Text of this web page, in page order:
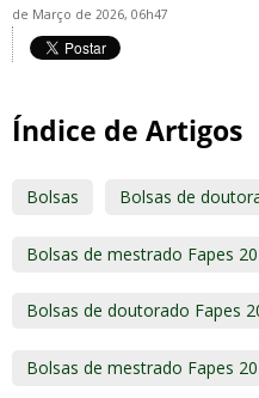
de Março de 2026, 06h47
Índice de Artigos
Bolsas Bolsas de
Bolsas de mestrado Fapes
Bolsas de doutorado Fapes
Bolsas de mestrado Fapes